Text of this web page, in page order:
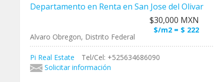
Departamento en Renta en San Jose del Olivar
$30,000 MXN
$/m2 = $ 222
Alvaro Obregon, Distrito Federal
Pi Real Estate
Tel/Cel: +525634686090
Solicitar información